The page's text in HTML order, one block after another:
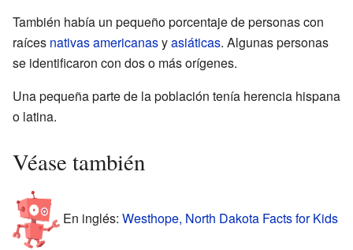
También había un pequeño porcentaje de personas con
raíces nativas americanasyasiáticas. Algunas personas
se identificaron con dos o más orígenes.
Una pequeña parte de la población tenía herencia hispana
o latina.
Véase también
En inglés: Westhope, North Dakota Facts for Kids